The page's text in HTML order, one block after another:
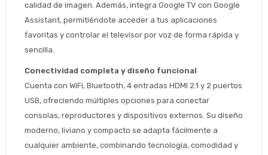
calidad de imagen. Además, integra Google TV con Google
Assistant, permitiéndote acceder a tus aplicaciones
favoritas y controlar el televisor por voz de forma rápida y
sencilla.
Conectividad completa y diseño funcional
Cuenta con WiFi, Bluetooth, 4 entradas HDMI 2.1 y 2 puertos
USB, ofreciendo múltiples opciones para conectar
consolas, reproductores y dispositivos externos. Su diseño
moderno, liviano y compacto se adapta fácilmente a
cualquier ambiente, combinando tecnología, comodidad y
Comprá ahora y Pagá